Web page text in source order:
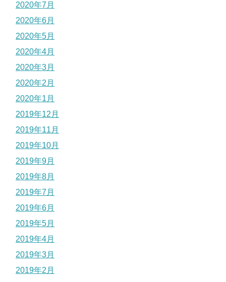
2020年7月
2020年6月
2020年5月
2020年4月
2020年3月
2020年2月
2020年1月
2019年12月
2019年11月
2019年10月
2019年9月
2019年8月
2019年7月
2019年6月
2019年5月
2019年4月
2019年3月
2019年2月